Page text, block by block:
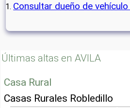
Consultar dueño de
Últimas altas en AVILA
Casa Rural
Casas Rurales Robledillo